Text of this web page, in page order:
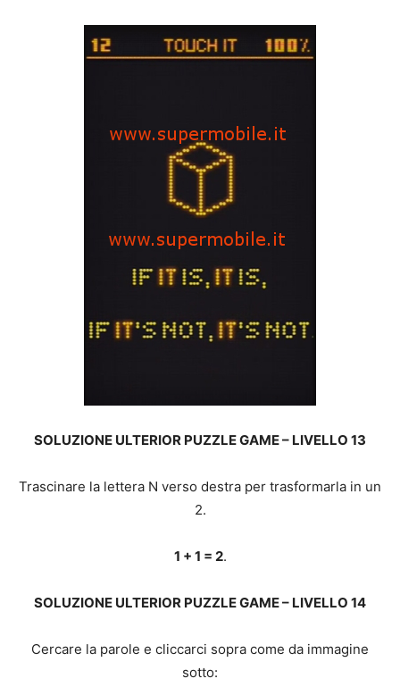
SOLUZIONE ULTERIOR PUZZLE GAME – LIVELLO 13
Trascinare la lettera N verso destra per trasformarla in un
2.
1 + 1 = 2.
SOLUZIONE ULTERIOR PUZZLE GAME – LIVELLO 14
Cercare la parole e cliccarci sopra come da immagine
sotto: